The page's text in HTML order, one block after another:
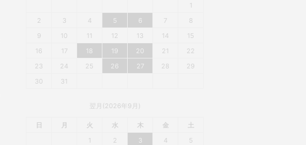
1
2
3 4 5 6 7
8
9
10 11 12 13 14
15
16
17 18 19 20 21
22
23
24 25 26 27 28
29
30
31
翌月(2026年9月)
日 月 火 水 木 金
土
1
2 3 4
5